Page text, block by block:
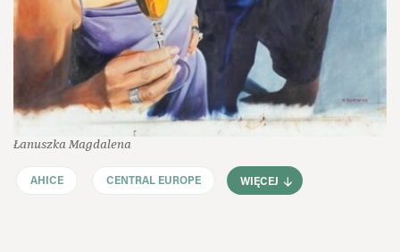
Łanuszka Magdalena
AHICE CENTRAL EUROPE WIĘCEJ